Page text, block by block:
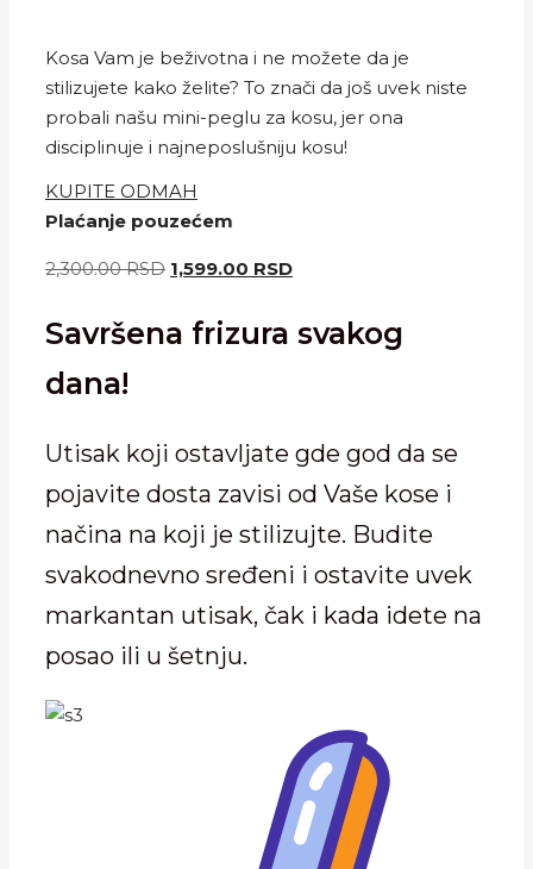
Kosa Vam je beživotna i ne možete da je
stilizujete kako želite? To znači da još uvek niste
probali našu mini-peglu za kosu, jer ona
disciplinuje i najneposlušniju kosu!
KUPITE ODMAH
Plaćanje pouzećem
2,300.00RSD Originalna
je
1,599.00 RSDTrenutna
je:
1,599.00 RSD.
Savršena frizura svakog
dana!
Utisak koji ostavljate gde god da se
pojavite dosta zavisi od Vaše kose i
načina na koji je stilizujte. Budite
svakodnevno sređeni i ostavite uvek
markantan utisak, čak i kada idete na
posao ili u šetnju.